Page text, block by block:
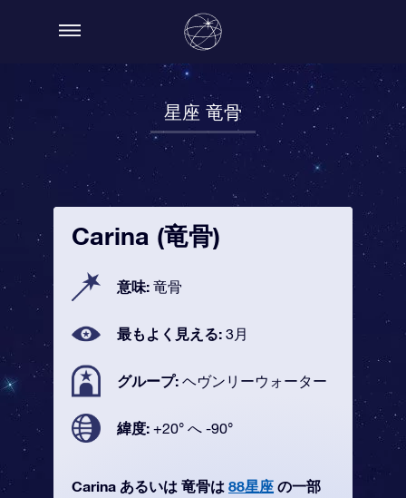
星座 竜骨
Carina (竜骨)
意味: 竜骨
最もよく見える: 3月
グループ: ヘヴンリーウォーター
緯度: +20° へ -90°
Carina あるいは 竜骨は 88星座 の一部